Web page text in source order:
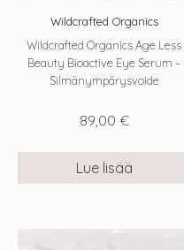
Wildcrafted Organics
Wildcrafted Organics Age Less
Beauty Bioactive Eye Serum –
Silmänympärysvoide
89,00 €
Lue lisää